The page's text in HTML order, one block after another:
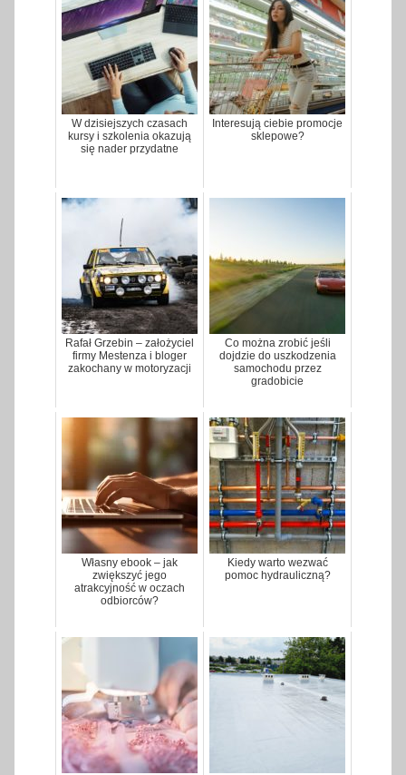
W dzisiejszych czasach
kursy i szkolenia okazują
się nader przydatne
Interesują ciebie promocje
sklepowe?
Rafał Grzebin – założyciel
firmy Mestenza i bloger
zakochany w motoryzacji
Co można zrobić jeśli
dojdzie do uszkodzenia
samochodu przez
gradobicie
Własny ebook – jak
zwiększyć jego
atrakcyjność w oczach
odbiorców?
Kiedy warto wezwać
pomoc hydrauliczną?